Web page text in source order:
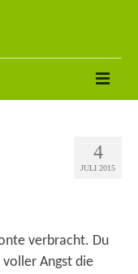
4
JULI 2015
verbracht. Du
Angst die